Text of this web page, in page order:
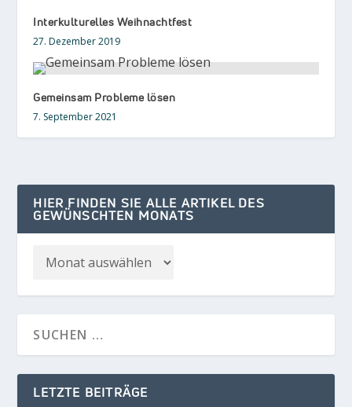
Interkulturelles Weihnachtfest
27. Dezember 2019
Gemeinsam Probleme lösen
7. September 2021
HIER FINDEN SIE ALLE ARTIKEL DES
GEWÜNSCHTEN MONATS
LETZTE BEITRÄGE